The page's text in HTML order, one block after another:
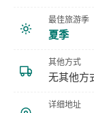
最佳旅游季
夏季
其他方式
无其他方
详细地址